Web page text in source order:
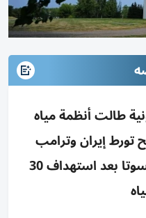
طالت أنظمة مياه
تورط إيران وترامب
ينفي ويتهم مسؤولي مينيسوتا بعد استهداف 30